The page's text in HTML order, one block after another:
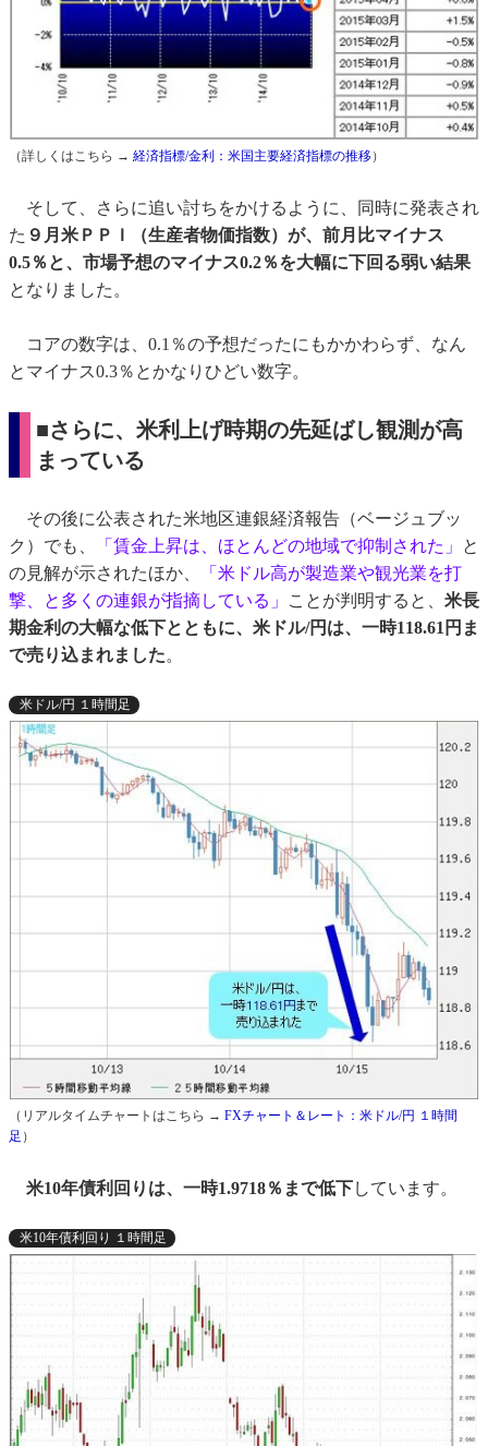
（詳しくはこちら → 経済指標/金利：米国主要経済指標の推移）
そして、さらに追い討ちをかけるように、同時に発表され
た ９月米ＰＰＩ（生産者物価指数）が、前月比マイナス
0.5％と、市場予想のマイナス0.2％を大幅に下回る弱い結果
となりました。
コアの数字は、0.1％の予想だったにもかかわらず、なん
とマイナス0.3％とかなりひどい数字。
■さらに、米利上げ時期の先延ばし観測が高
まっている
その後に公表された米地区連銀経済報告（ベージュブッ
ク）でも、
「賃金上昇は、ほとんどの地域で抑制された」
と
の見解が示されたほか、
「米ドル高が製造業や観光業を打
撃、と多くの連銀が指摘している」
ことが判明すると、 米長
期金利の大幅な低下とともに、米ドル/円は、一時118.61円ま
で売り込まれました。
米ドル/円 １時間足
（リアルタイムチャートはこちら → FXチャート＆レート：米ドル/円 １時間
足 ）
米10年債利回りは、一時1.9718％まで低下しています。
米10年債利回り １時間足